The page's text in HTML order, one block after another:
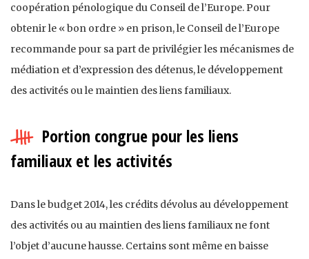
coopération pénologique du Conseil de l’Europe. Pour
obtenir le « bon ordre » en prison, le Conseil de l’Europe
recommande pour sa part de privilégier les mécanismes de
médiation et d’expression des détenus, le développement
des activités ou le maintien des liens familiaux.
Portion congrue pour les liens
familiaux et les activités
Dans le budget 2014, les crédits dévolus au développement
des activités ou au maintien des liens familiaux ne font
l’objet d’aucune hausse. Certains sont même en baisse